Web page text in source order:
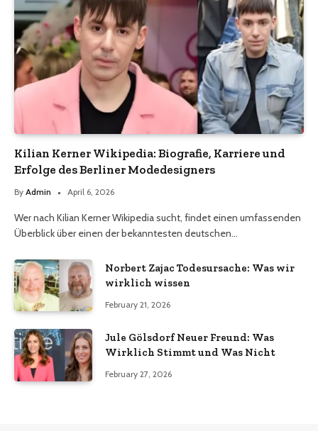
Kilian Kerner Wikipedia: Biografie, Karriere und
Erfolge des Berliner Modedesigners
By Admin April 6, 2026
Wer nach Kilian Kerner Wikipedia sucht, findet einen umfassenden
Überblick über einen der bekanntesten deutschen…
Norbert Zajac Todesursache: Was wir
wirklich wissen
February 21, 2026
Jule Gölsdorf Neuer Freund: Was
Wirklich Stimmt und Was Nicht
February 27, 2026